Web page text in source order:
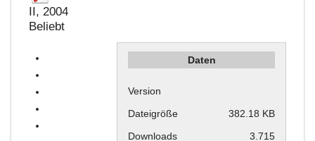
II, 2004
Beliebt
Daten
Version
Dateigröße
382.18 KB
Downloads
3.715